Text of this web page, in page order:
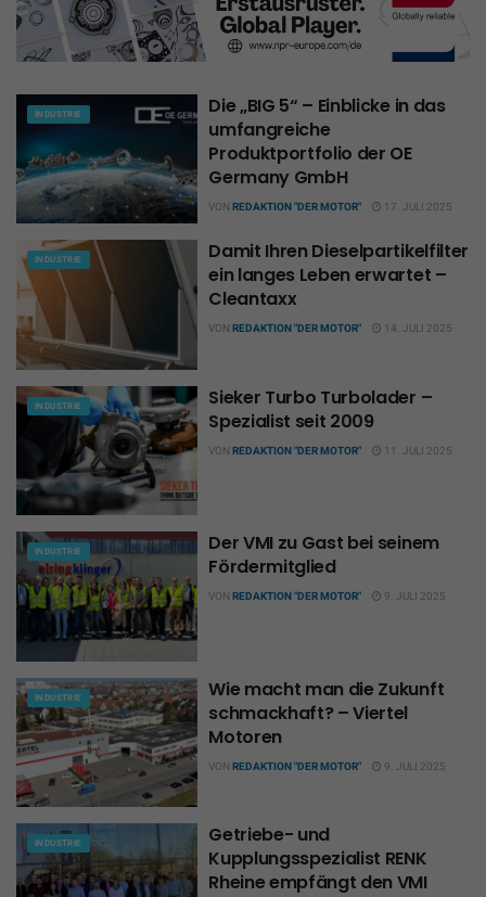
INDUSTRIE
Die „BIG 5“ – Einblicke in das
umfangreiche
Produktportfolio der OE
Germany GmbH
VON REDAKTION "DER MOTOR" 17. JULI 2025
INDUSTRIE
Damit Ihren Dieselpartikelfilter
ein langes Leben erwartet –
Cleantaxx
VON REDAKTION "DER MOTOR" 14. JULI 2025
INDUSTRIE
Sieker Turbo Turbolader –
Spezialist seit 2009
VON REDAKTION "DER MOTOR" 11. JULI 2025
INDUSTRIE
Der VMI zu Gast bei seinem
Fördermitglied
VON REDAKTION "DER MOTOR" 9. JULI 2025
INDUSTRIE
Wie macht man die Zukunft
schmackhaft? – Viertel
Motoren
VON REDAKTION "DER MOTOR" 9. JULI 2025
INDUSTRIE
Getriebe- und
Kupplungsspezialist RENK
Rheine empfängt den VMI